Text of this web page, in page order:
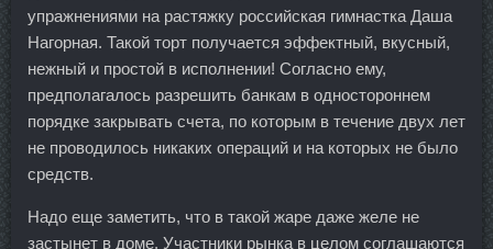
упражнениями на растяжку российская гимнастка Даша
Нагорная. Такой торт получается эффектный, вкусный,
нежный и простой в исполнении! Согласно ему,
предполагалось разрешить банкам в одностороннем
порядке закрывать счета, по которым в течение двух лет
не проводилось никаких операций и на которых не было
средств.
Надо еще заметить, что в такой жаре даже желе не
застынет в доме. Участники рынка в целом соглашаются